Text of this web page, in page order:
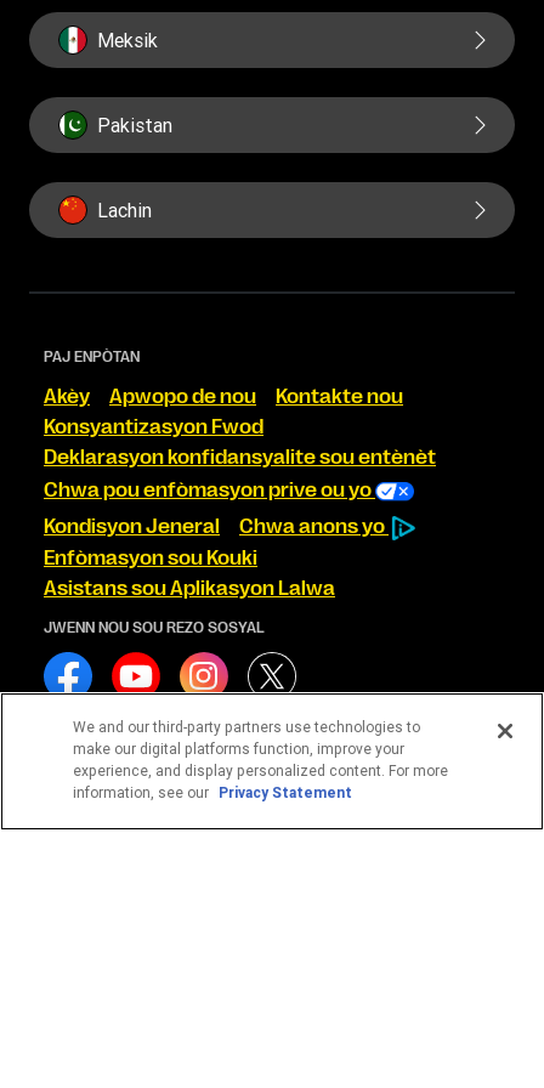
Meksik
Pakistan
Lachin
PAJ ENPÒTAN
Akèy Apwopo de nou
Kontakte nou
Konsyantizasyon Fwod
Deklarasyon konfidansyalite sou entènèt
Chwa pou enfòmasyon prive ou yo
Kondisyon Jeneral
Chwa anons yo
Enfòmasyon sou Kouki
Asistans sou Aplikasyon Lalwa
JWENN NOU SOU REZO SOSYAL
Sèvis yo se Western Union Financial Services, Inc. NMLS#
NMLS# 906985 ki gendwa bay yo. Yo ka verifye konpani ki
We and our third-party partners use technologies to
make our digital platforms function, improve your
experience, and display personalized content. For more
information, see our Privacy Statement